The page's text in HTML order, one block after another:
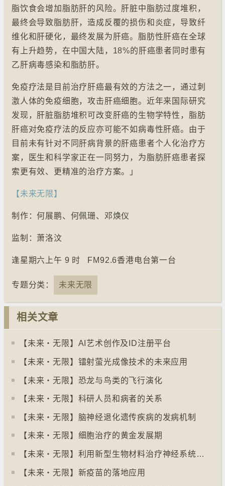
脂饮食会增加脂肪肝的风险。肝脏中脂肪过度堆积，
最终会导致脂肪肝，造成反覆的损伤和炎症，导致纤
维化和肝硬化，最终发展为肝癌。脂肪性肝癌在全球
有上升趋势，在中国大陆，18%的肝癌患者同时患有
乙肝病毒感染和脂肪肝。
免疫疗法是目前治疗肝癌最有效的方法之一，通过刺
激人体的免疫细胞，攻击肝癌细胞。近年来国际研究
发现，肝脏脂肪堆积可改变肝癌的生物学特性，脂肪
肝癌对免疫疗法的反应亦可能不如病毒性肝癌。由于
目前未有针对不同肝病背景的肝癌患者个人化治疗方
案，医生和科学家正在一同努力，为脂肪肝癌患者探
索更有效、更精准的治疗方案。」
【未来无限】
制作：何展鹏、何佩珊、邓焕仪
监制：萧洛汶
逢星期六上午 9 时 FM92.6香港电台第一台
专题分类： 未来无限
相关文章
【未来‧无限】AI艺术创作及ID注册平台
【未来‧无限】镭射萤光成像技术的未来应用
【未来‧无限】恐龙与鸟类的飞行演化
【未来‧无限】科研人员和病者的关系
【未来‧无限】脑神经退化遗传疾病的发病机制
【未来‧无限】细胞治疗的黄金发展期
【未来‧无限】利用新型生物材料治疗神经系统疾病
【未来‧无限】新疫苗的落地应用